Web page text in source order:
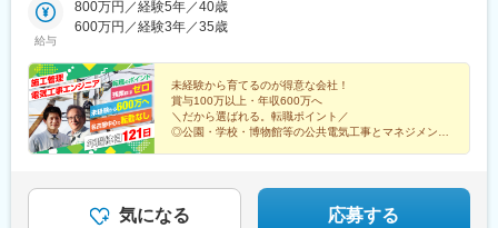
給与
800万円／経験5年／40歳
600万円／経験3年／35歳
未経験から育てるのが得意な会社！
賞与100万以上・年収600万へ
＼だから選ばれる。転職ポイント／
◎公園・学校・博物館等の公共電気工事とマネジメント
気になる 応募する